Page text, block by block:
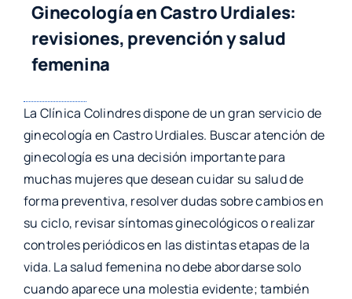
Ginecología en Castro Urdiales:
revisiones, prevención y salud
femenina
La Clínica Colindres dispone de un gran servicio de
ginecología en Castro Urdiales. Buscar atención de
ginecología es una decisión importante para
muchas mujeres que desean cuidar su salud de
forma preventiva, resolver dudas sobre cambios en
su ciclo, revisar síntomas ginecológicos o realizar
controles periódicos en las distintas etapas de la
vida. La salud femenina no debe abordarse solo
cuando aparece una molestia evidente; también